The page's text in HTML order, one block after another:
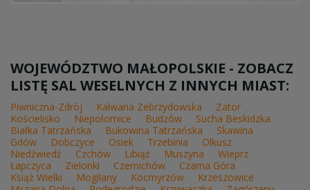
WOJEWÓDZTWO MAŁOPOLSKIE - ZOBACZ
LISTĘ SAL WESELNYCH Z INNYCH MIAST:
Piwniczna-Zdrój Kalwaria Zebrzydowska
Zator
Kościelisko
Niepołomice Budzów
Sucha Beskidzka
Białka Tatrzańska
Bukowina Tatrzańska
Skawina
Gdów
Dobczyce Osiek Trzebinia
Olkusz
Niedźwiedź
Czchów Libiąż Muszyna
Wieprz
Łapczyca
Zielonki Czernichów
Czarna Góra
Książ Wielki
Mogilany Kocmyrzów
Krzeszowice